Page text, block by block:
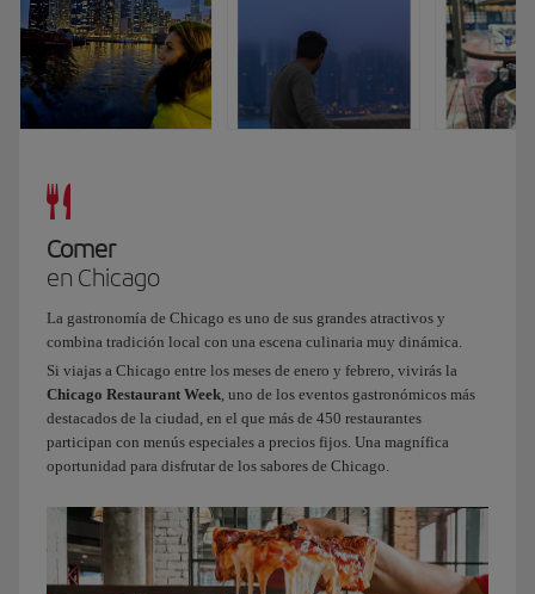
de
Chicago.
Y
terminamos
el
cenando
uno
los
platos
más
icónicos
de
Chicago:
la
deep
dish
Más
que
pizzas
Comer
en Chicago
La gastronomía de Chicago es uno de sus grandes atractivos y
combina tradición local con una escena culinaria muy dinámica.
Si viajas a Chicago entre los meses de enero y febrero, vivirás la
Chicago Restaurant Week, uno de los eventos gastronómicos más
destacados de la ciudad, en el que más de 450 restaurantes
participan con menús especiales a precios fijos. Una magnífica
oportunidad para disfrutar de los sabores de Chicago.